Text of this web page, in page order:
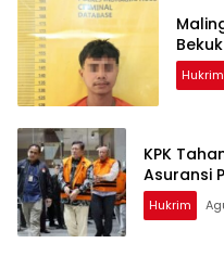
Hukrim
KPK
Asuransi
Hukrim